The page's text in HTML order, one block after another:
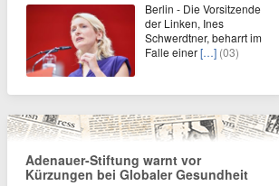
Berlin - Die Vorsitzende
der Linken, Ines
Schwerdtner, beharrt im
Falle einer[…] (03)
Adenauer-Stiftung warnt vor
Kürzungen bei Globaler Gesundheit